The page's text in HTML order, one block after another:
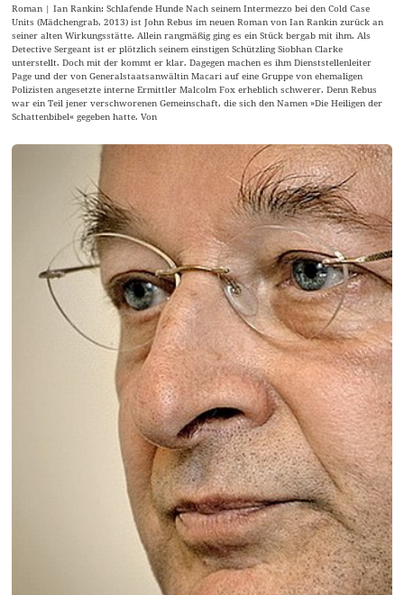
Roman | Ian Rankin: Schlafende Hunde Nach seinem Intermezzo bei den Cold Case
Units (Mädchengrab, 2013) ist John Rebus im neuen Roman von Ian Rankin zurück an
seiner alten Wirkungsstätte. Allein rangmäßig ging es ein Stück bergab mit ihm. Als
Detective Sergeant ist er plötzlich seinem einstigen Schützling Siobhan Clarke
unterstellt. Doch mit der kommt er klar. Dagegen machen es ihm Dienststellenleiter
Page und der von Generalstaatsanwältin Macari auf eine Gruppe von ehemaligen
Polizisten angesetzte interne Ermittler Malcolm Fox erheblich schwerer. Denn Rebus
war ein Teil jener verschworenen Gemeinschaft, die sich den Namen »Die Heiligen der
Schattenbibel« gegeben hatte. Von